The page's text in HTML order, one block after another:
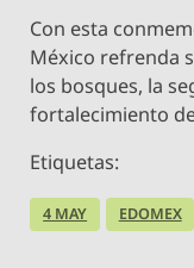
Con esta
México refrenda
los bosques, la
fortalecimiento
Etiquetas:
4 MAY EDOMEX